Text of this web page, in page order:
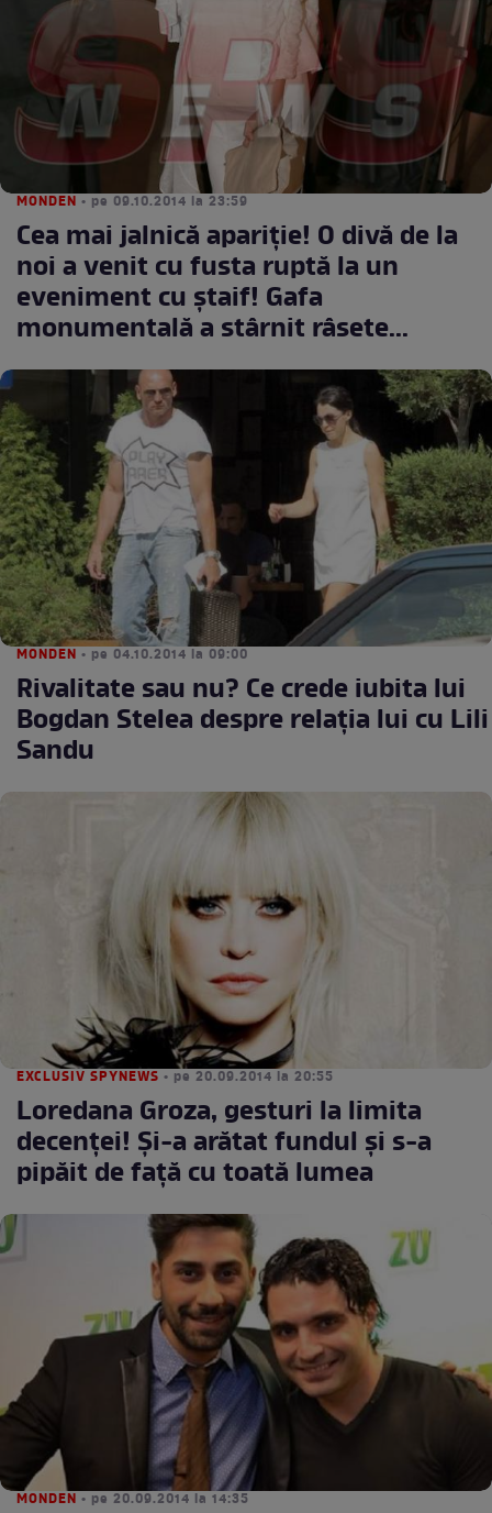
MONDEN • pe 09.10.2014 la 23:59
Cea mai jalnică apariţie! O divă de la
noi a venit cu fusta ruptă la un
eveniment cu ştaif! Gafa
monumentală a stârnit râsete...
MONDEN • pe 04.10.2014 la 09:00
Rivalitate sau nu? Ce crede iubita lui
Bogdan Stelea despre relaţia lui cu Lili
Sandu
EXCLUSIV SPYNEWS • pe 20.09.2014 la 20:55
Loredana Groza, gesturi la limita
decenţei! Şi-a arătat fundul şi s-a
pipăit de faţă cu toată lumea
MONDEN • pe 20.09.2014 la 14:35